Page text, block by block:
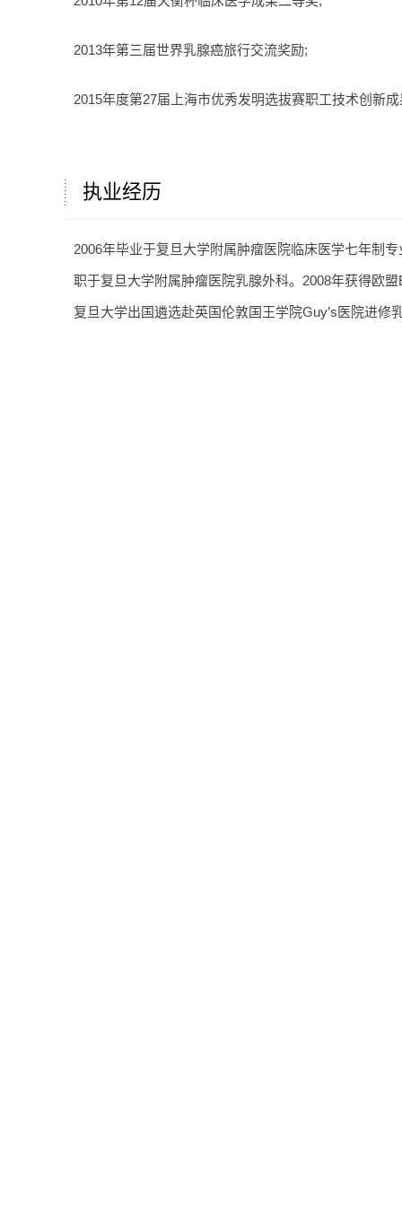
2013年第三届世界乳腺癌旅行交流奖励;
2015年度第27届上海市优秀发明选拔赛职工技术创新
执业经历
2006年毕业于复旦大学附属肿瘤医院临床医学七年制
职于复旦大学附属肿瘤医院乳腺外科。2008年获得欧
复旦大学出国遴选赴英国伦敦国王学院Guy’s医院进修